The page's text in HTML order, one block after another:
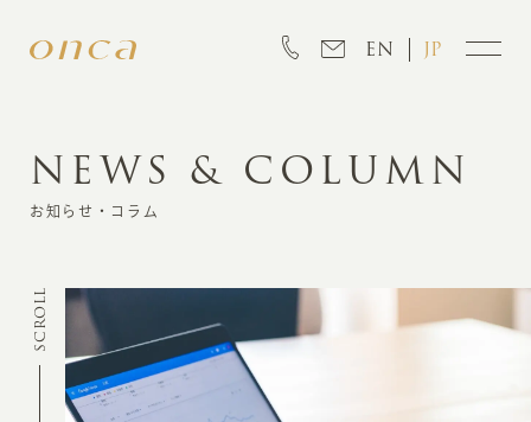
EN JP
INFORMATION
CREATION
MARKETING
NEWS & COLUMN
お知らせ・コラム
SCROLL